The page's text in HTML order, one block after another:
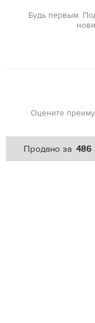
Продано за 486
Будь первым.
Оцените